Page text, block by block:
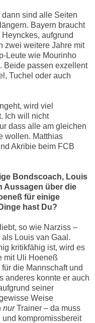
dann sind alle Seiten
Bayern braucht
aufgrund
zwei weitere Jahre mit
Leute wie Mourinho
Beide passen exzellent
Tuchel oder auch
wird viel
Ich will nicht
dass alle am gleichen
wollen. Matthias
Akribie beim FCB
Bondscoach, Louis
Aussagen über die
für einige
hast Du?
so wie Narziss –
Louis van Gaal.
kritikfähig ist, wird es
mit Uli Hoeneß
die Mannschaft und
anderes konnte er auch
seiner
Weise
nurTrainer – da muss
kompromissbereit